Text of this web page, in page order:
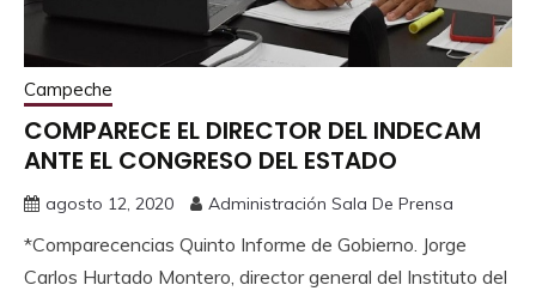
Campeche
‪COMPARECE EL DIRECTOR DEL INDECAM
ANTE EL CONGRESO DEL ESTADO‬
agosto 12, 2020 Administración Sala De Prensa
*Comparecencias Quinto Informe de Gobierno. Jorge
Carlos Hurtado Montero, director general del Instituto del